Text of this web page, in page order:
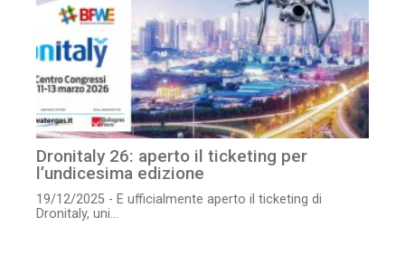
Dronitaly 26: aperto il ticketing per
l’undicesima edizione
19/12/2025 - È ufficialmente aperto il ticketing di
Dronitaly, uni...